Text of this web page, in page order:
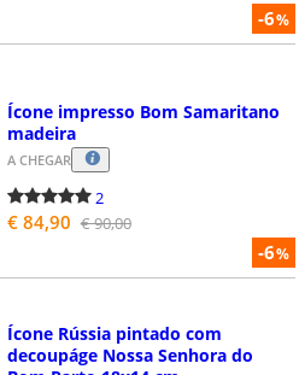
-6%
-6%
Ícone impresso Bom Samaritano
madeira
A CHEGAR
2
€ 84,90 € 90,00
Ícone Rússia pintado com
decoupáge Nossa Senhora do